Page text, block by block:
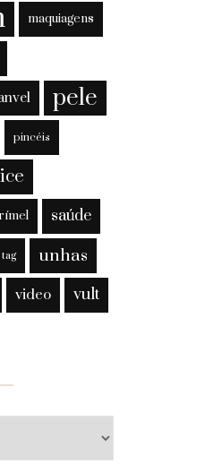
maquiagens
pele
pincéis
rímel saúde
tag unhas
video vult
Posts